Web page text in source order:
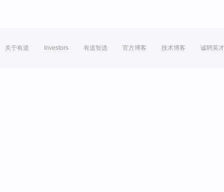
关于有道 Investors 有道智选 官方博客 技术博客 诚聘英才